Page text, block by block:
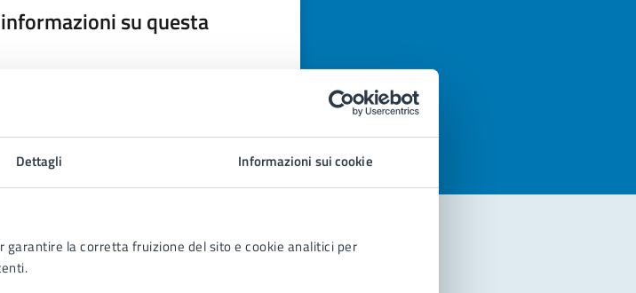
Dettagli Informazioni sui cookie
la corretta fruizione del sito e cookie analitici per
su questa